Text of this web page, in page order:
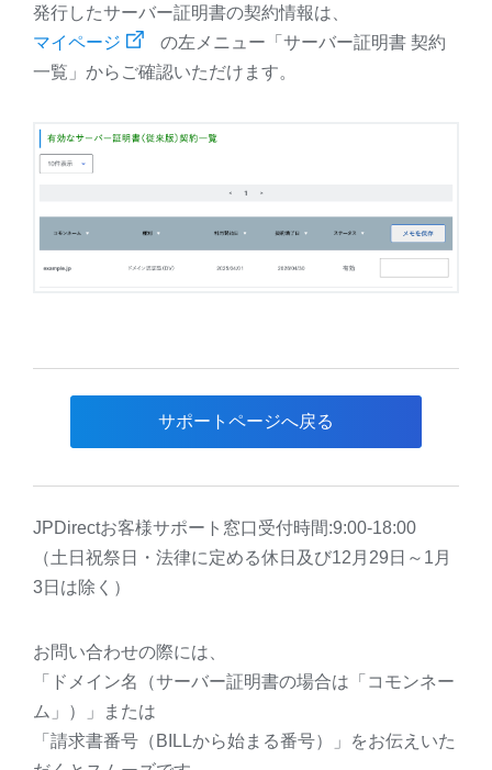
発行したサーバー証明書の契約情報は、
マイページ
の左メニュー「サーバー証明書 契約
一覧」からご確認いただけます。
サポートページへ戻る
JPDirectお客様サポート窓口受付時間:9:00-18:00
（土日祝祭日・法律に定める休日及び12月29日～1月
3日は除く）
お問い合わせの際には、
「ドメイン名（サーバー証明書の場合は「コモンネー
ム」）」または
「請求書番号（BILLから始まる番号）」をお伝えいた